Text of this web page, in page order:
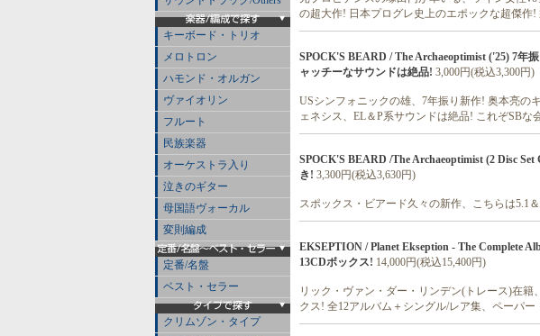
キーボード・トリオ
メロトロン
ハモンド・オルガン
ヴァイオリン
フルート
民族楽器
オーケストラ入り
泣きのギター
母国語ヴォーカル
変則編成
定番/名盤
ベスト・セラー
クリムゾン・タイプ
の超大作! 日本プログレ史上のエポックな超傑
SPOCK'S BEARD / The Archaeoptimist ('25) 7年
ャッチーなサウンドは絶品! 3,000円(税込3,300円)
USシンフォニックの雄、7年振り新作! 奥本亮の
ェネシス、EL＆P系サウンドは絶品! これぞSBな
SPOCK'S BEARD /The Archaeoptimist (2 Disc
き! 3,300円(税込3,630円)
スポックス・ビアード久々の新作、こちらは5.1
EKSEPTION / Planet Ekseption - The Complete
13CDボックス! 14,000円(税込15,400円)
リック・ヴァン・ダー・リンデン(トレース)在
クス! 全12アルバム＋シングル/レア集、ペーパー